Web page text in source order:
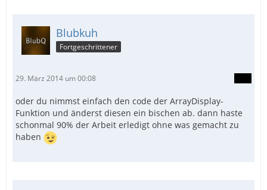
Blubkuh
Fortgeschrittener
29. März 2014 um 00:08
oder du nimmst einfach den code der ArrayDisplay-
Funktion und änderst diesen ein bischen ab. dann haste
schonmal 90% der Arbeit erledigt ohne was gemacht zu
haben